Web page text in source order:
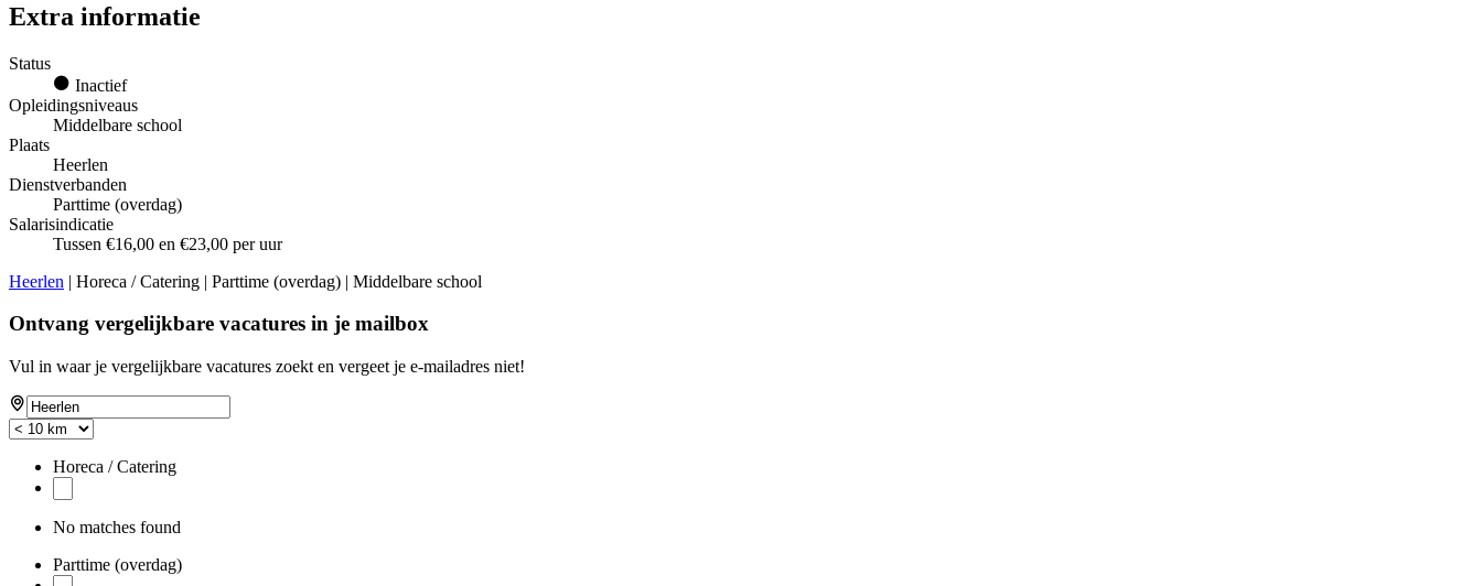
Extra informatie
Status
Inactief
Opleidingsniveaus
Middelbare school
Plaats
Heerlen
Dienstverbanden
Parttime (overdag)
Salarisindicatie
Tussen €16,00 en €23,00 per uur
Heerlen | Horeca / Catering | Parttime (overdag) | Middelbare school
Ontvang vergelijkbare vacatures in je mailbox
Vul in waar je vergelijkbare vacatures zoekt en vergeet je e-mailadres niet!
Horeca / Catering
No matches found
Parttime (overdag)